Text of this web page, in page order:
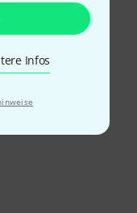
Infos